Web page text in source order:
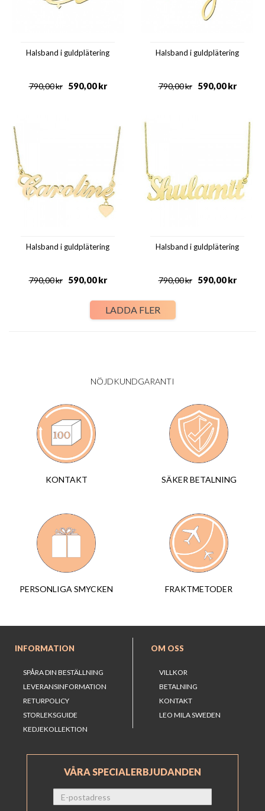
Halsband i guldplätering
kr
790,00 kr
590,00
Halsband i guldplätering
kr
790,00 kr
590,00
Halsband i guldplätering
kr
790,00 kr
590,00
Halsband i guldplätering
kr
790,00 kr
590,00
LADDA FLER
NÖJDKUNDGARANTI
KONTAKT SÄKER BETALNING
PERSONLIGA SMYCKEN FRAKTMETODER
INFORMATION
SPÅRA DIN BESTÄLLNING
LEVERANSINFORMATION
RETURPOLICY
STORLEKSGUIDE
KEDJEKOLLEKTION
OM OSS
VILLKOR
BETALNING
KONTAKT
LEO MILA SWEDEN
VÅRA SPECIALERBJUDANDEN